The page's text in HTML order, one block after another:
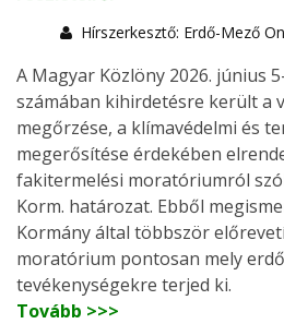
Hírszerkesztő: Erdő-Mező
A Magyar Közlöny 2026. június
számában kihirdetésre került a
megőrzése, a klímavédelmi és
megerősítése érdekében
fakitermelési moratóriumról
Korm. határozat. Ebből
Kormány által többször
moratórium pontosan mely
tevékenységekre terjed ki.
Tovább >>>